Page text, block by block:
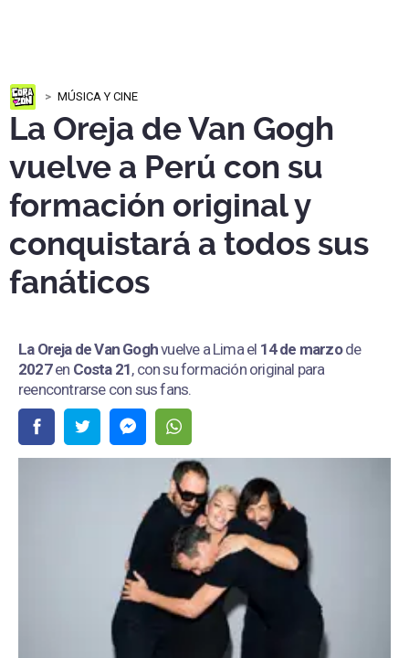
MÚSICA Y CINE
La Oreja de Van Gogh
vuelve a Perú con su
formación original y
conquistará a todos sus
fanáticos
La Oreja de Van Goghvuelve a Lima el 14 de marzode
2027en Costa 21, con su formación original para
reencontrarse con sus fans.